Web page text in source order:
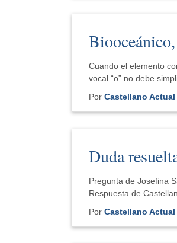
Cuando el elemento
vocal “o” no debe
Por Castellano Actual
Duda
Pregunta de Josefina
Respuesta de
Por Castellano Actual